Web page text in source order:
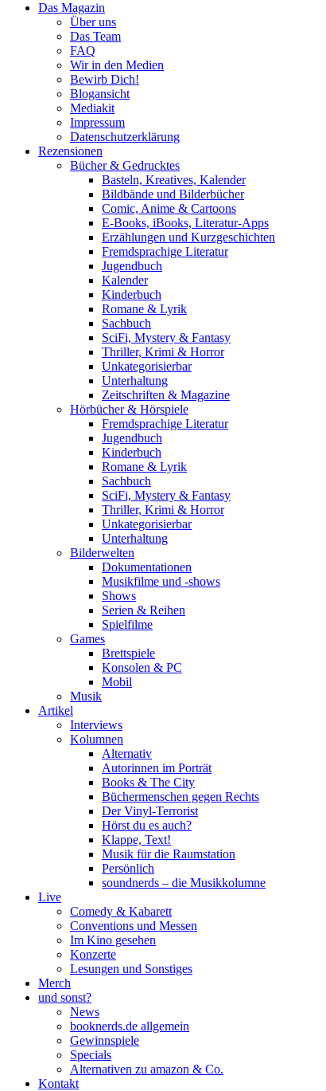
Das Magazin
Über uns
Das Team
FAQ
Wir in den Medien
Bewirb Dich!
Blogansicht
Mediakit
Impressum
Datenschutzerklärung
Rezensionen
Bücher & Gedrucktes
Basteln, Kreatives, Kalender
Bildbände und Bilderbücher
Comic, Anime & Cartoons
E-Books, iBooks, Literatur-Apps
Erzählungen und Kurzgeschichten
Fremdsprachige Literatur
Jugendbuch
Kalender
Kinderbuch
Romane & Lyrik
Sachbuch
SciFi, Mystery & Fantasy
Thriller, Krimi & Horror
Unkategorisierbar
Unterhaltung
Zeitschriften & Magazine
Hörbücher & Hörspiele
Fremdsprachige Literatur
Jugendbuch
Kinderbuch
Romane & Lyrik
Sachbuch
SciFi, Mystery & Fantasy
Thriller, Krimi & Horror
Unkategorisierbar
Unterhaltung
Bilderwelten
Dokumentationen
Musikfilme und -shows
Shows
Serien & Reihen
Spielfilme
Games
Brettspiele
Konsolen & PC
Mobil
Musik
Artikel
Interviews
Kolumnen
Alternativ
Autorinnen im Porträt
Books & The City
Büchermenschen gegen Rechts
Der Vinyl-Terrorist
Hörst du es auch?
Klappe, Text!
Musik für die Raumstation
Persönlich
soundnerds – die Musikkolumne
Live
Comedy & Kabarett
Conventions und Messen
Im Kino gesehen
Konzerte
Lesungen und Sonstiges
Merch
und sonst?
News
booknerds.de allgemein
Gewinnspiele
Specials
Alternativen zu amazon & Co.
Kontakt